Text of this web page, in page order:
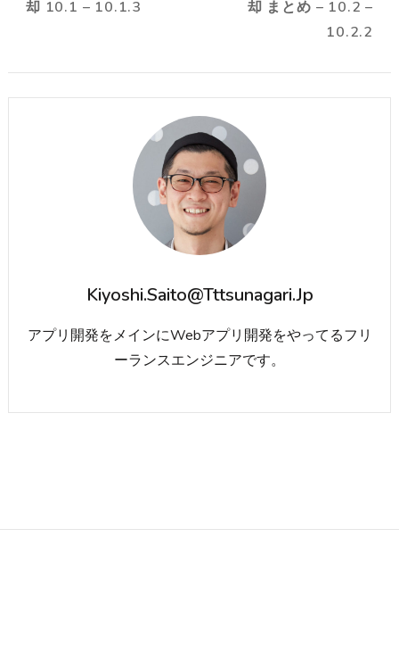
却 10.1 – 10.1.3
却 まとめ – 10.2 –
10.2.2
Kiyoshi.saito@tttsunagari.jp
アプリ開発をメインにWebアプリ開発をやってるフリ
ーランスエンジニアです。